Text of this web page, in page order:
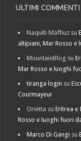
ULTIMI COMMENTI
Naquib Mafhuz su
altipiani, Mar Rosso
MountainBlog su
Mar Rosso e luoghi
tiranga login su
Courmayeur
Orietta suEritrea e
Rosso e luoghi fuori
Marco Di Gangi su